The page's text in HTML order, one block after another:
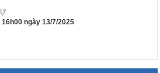
ngày 13/7/2025